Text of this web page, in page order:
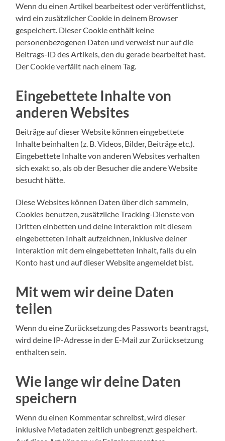
Wenn du einen Artikel bearbeitest oder veröffentlichst,
wird ein zusätzlicher Cookie in deinem Browser
gespeichert. Dieser Cookie enthält keine
personenbezogenen Daten und verweist nur auf die
Beitrags-ID des Artikels, den du gerade bearbeitet hast.
Der Cookie verfällt nach einem Tag.
Eingebettete Inhalte von
anderen Websites
Beiträge auf dieser Website können eingebettete
Inhalte beinhalten (z. B. Videos, Bilder, Beiträge etc.).
Eingebettete Inhalte von anderen Websites verhalten
sich exakt so, als ob der Besucher die andere Website
besucht hätte.
Diese Websites können Daten über dich sammeln,
Cookies benutzen, zusätzliche Tracking-Dienste von
Dritten einbetten und deine Interaktion mit diesem
eingebetteten Inhalt aufzeichnen, inklusive deiner
Interaktion mit dem eingebetteten Inhalt, falls du ein
Konto hast und auf dieser Website angemeldet bist.
Mit wem wir deine Daten
teilen
Wenn du eine Zurücksetzung des Passworts beantragst,
wird deine IP-Adresse in der E-Mail zur Zurücksetzung
enthalten sein.
Wie lange wir deine Daten
speichern
Wenn du einen Kommentar schreibst, wird dieser
inklusive Metadaten zeitlich unbegrenzt gespeichert.